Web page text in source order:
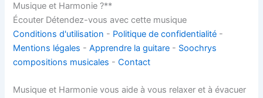
Musique et Harmonie ?**
Écouter Détendez-vous avec cette musique
Conditions d'utilisation - Politique de confidentialité -
Mentions légales -Apprendre la guitare - Soochrys
compositions musicales -Contact
Musique et Harmonie vous aide à vous relaxer et à évacuer